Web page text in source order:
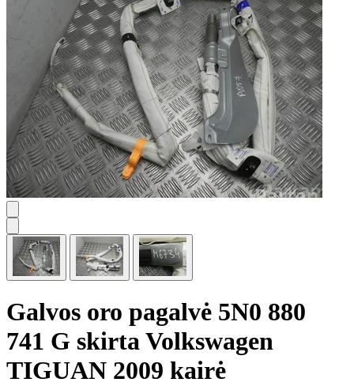
Galvos oro pagalvė 5N0 880
741 G skirta Volkswagen
TIGUAN 2009 kairė